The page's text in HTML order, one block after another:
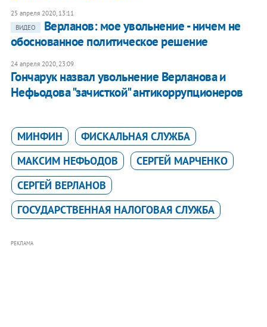
25 апреля 2020, 13:11
ВИДЕО
​Верланов: мое увольнение - ничем не
обоснованное политическое решение
24 апреля 2020, 23:09
Гончарук назвал увольнение Верланова и
Нефьодова "зачисткой" антикоррупционеров
МИНФИН
ФИСКАЛЬНАЯ СЛУЖБА
МАКСИМ НЕФЬОДОВ
СЕРГЕЙ МАРЧЕНКО
СЕРГЕЙ ВЕРЛАНОВ
ГОСУДАРСТВЕННАЯ НАЛОГОВАЯ СЛУЖБА
РЕКЛАМА